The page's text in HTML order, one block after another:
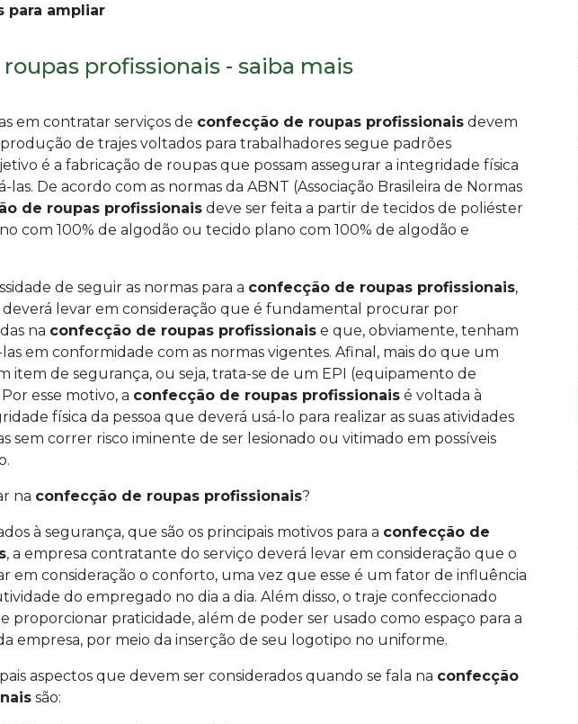
para ampliar
profissionais - saiba mais
em contratar serviços de confecção de roupas profissionais devem
de trajes voltados para trabalhadores segue padrões
é a fabricação de roupas que possam assegurar a integridade física
De acordo com as normas da ABNT (Associação Brasileira de Normas
de roupas profissionais deve ser feita a partir de tecidos de poliéster
com 100% de algodão ou tecido plano com 100% de algodão e
de seguir as normas para a confecção de roupas profissionais,
levar em consideração que é fundamental procurar por
na confecção de roupas profissionais e que, obviamente, tenham
em conformidade com as normas vigentes. Afinal, mais do que um
item de segurança, ou seja, trata-se de um EPI (equipamento de
esse motivo, a confecção de roupas profissionais é voltada à
física da pessoa que deverá usá-lo para realizar as suas atividades
sem correr risco iminente de ser lesionado ou vitimado em possíveis
na confecção de roupas profissionais?
à segurança, que são os principais motivos para a confecção de
, a empresa contratante do serviço deverá levar em consideração que o
em consideração o conforto, uma vez que esse é um fator de influência
do empregado no dia a dia. Além disso, o traje confeccionado
proporcionar praticidade, além de poder ser usado como espaço para a
empresa, por meio da inserção de seu logotipo no uniforme.
aspectos que devem ser considerados quando se fala na confecção
são: